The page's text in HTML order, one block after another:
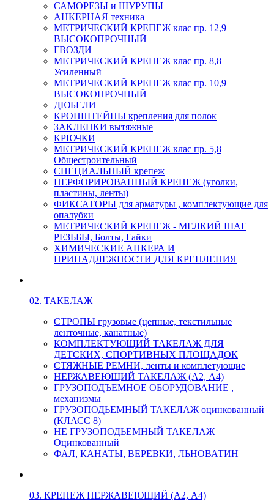
САМОРЕЗЫ и ШУРУПЫ
АНКЕРНАЯ техника
МЕТРИЧЕСКИЙ КРЕПЕЖ клас пр. 12,9
ВЫСОКОПРОЧНЫЙ
ГВОЗДИ
МЕТРИЧЕСКИЙ КРЕПЕЖ клас пр. 8,8
Усиленный
МЕТРИЧЕСКИЙ КРЕПЕЖ клас пр. 10,9
ВЫСОКОПРОЧНЫЙ
ДЮБЕЛИ
КРОНШТЕЙНЫ крепления для полок
ЗАКЛЕПКИ вытяжные
КРЮЧКИ
МЕТРИЧЕСКИЙ КРЕПЕЖ клас пр. 5,8
Общестроительный
СПЕЦИАЛЬНЫЙ крепеж
ПЕРФОРИРОВАННЫЙ КРЕПЕЖ (уголки,
пластины, ленты)
ФИКСАТОРЫ для арматуры , комплектующие для
опалубки
МЕТРИЧЕСКИЙ КРЕПЕЖ - МЕЛКИЙ ШАГ
РЕЗЬБЫ, Болты, Гайки
ХИМИЧЕСКИЕ АНКЕРА И
ПРИНАДЛЕЖНОСТИ ДЛЯ КРЕПЛЕНИЯ
02. ТАКЕЛАЖ
СТРОПЫ грузовые (цепные, текстильные
ленточные, канатные)
КОМПЛЕКТУЮЩИЙ ТАКЕЛАЖ ДЛЯ
ДЕТСКИХ, СПОРТИВНЫХ ПЛОЩАДОК
СТЯЖНЫЕ РЕМНИ, ленты и комплетующие
НЕРЖАВЕЮЩИЙ ТАКЕЛАЖ (А2, А4)
ГРУЗОПОДЪЕМНОЕ ОБОРУДОВАНИЕ ,
механизмы
ГРУЗОПОДЬЕМНЫЙ ТАКЕЛАЖ оцинкованный
(КЛАСС 8)
НЕ ГРУЗОПОДЬЕМНЫЙ ТАКЕЛАЖ
Оцинкованный
ФАЛ, КАНАТЫ, ВЕРЕВКИ, ЛЬНОВАТИН
03. КРЕПЕЖ НЕРЖАВЕЮЩИЙ (А2, А4)